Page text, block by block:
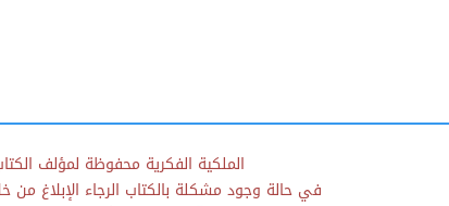
الملكية الفكرية محفوظة لمؤلف
في حالة وجود مشكلة بالكتاب الرجاء الإبلاغ من